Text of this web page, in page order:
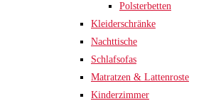
Polsterbetten
Kleiderschränke
Nachttische
Schlafsofas
Matratzen & Lattenroste
Kinderzimmer